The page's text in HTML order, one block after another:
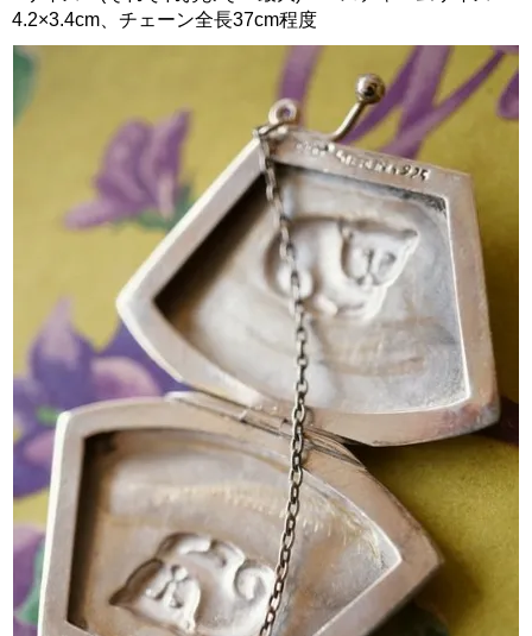
4.2×3.4cm、チェーン全長37cm程度